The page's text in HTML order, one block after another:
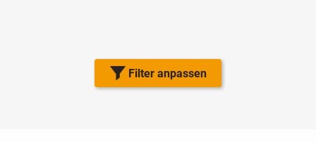
Filter anpassen